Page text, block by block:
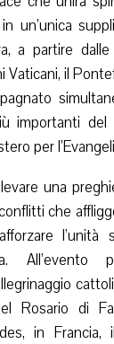
un’unica
a partire
Vaticani, il
importanti
per
una
che
l’unità
All’evento
Rosario di
in Francia,